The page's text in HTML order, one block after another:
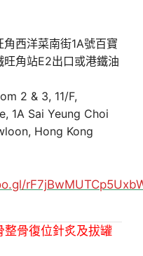
西洋菜南街1A號百寶
角站E2出口或港鐵油
2 & 3, 11/F,
1A Sai Yeung Choi
Hong Kong
整骨復位針炙及拔罐